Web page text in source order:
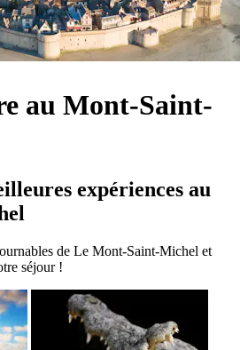
au Mont-Saint-
expériences au
de Le Mont-Saint-Michel et
séjour !